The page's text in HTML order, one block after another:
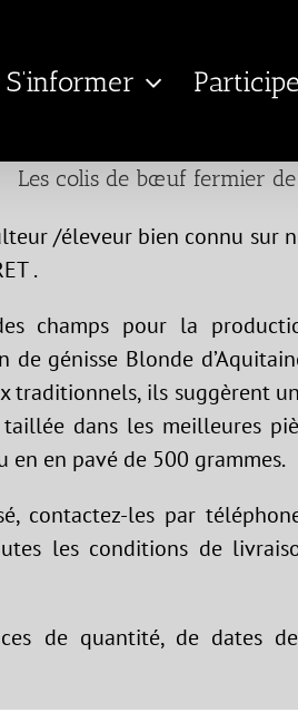
S’informer
Les colis de bœuf fermier de
/éleveur bien connu sur
.
champs pour la
de génisse Blonde
traditionnels, ils suggèrent
dans les meilleures
en en pavé de 500 grammes.
contactez-les par
les conditions de
de quantité, de dates